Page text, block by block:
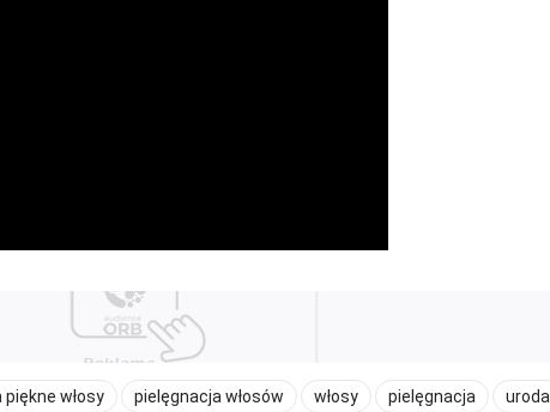
włosy pielęgnacja włosów włosy pielęgnacja uroda